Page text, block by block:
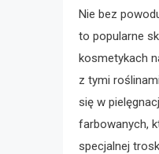
Nie bez
to popularne
kosmetykach
z tymi
się w
farbowanych,
specjalnej